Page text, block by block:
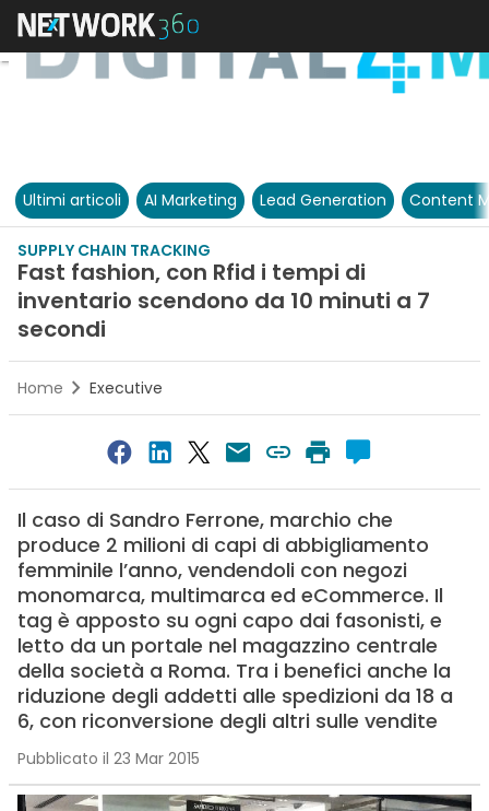
Ultimi articoli AI Marketing Lead Generation Content
SUPPLY CHAIN TRACKING
Fast fashion, con Rfid i tempi di
inventario scendono da 10 minuti a 7
secondi
Home Executive
Il caso di Sandro Ferrone, marchio che
produce 2 milioni di capi di abbigliamento
femminile l’anno, vendendoli con negozi
monomarca, multimarca ed eCommerce. Il
tag è apposto su ogni capo dai fasonisti, e
letto da un portale nel magazzino centrale
della società a Roma. Tra i benefici anche la
riduzione degli addetti alle spedizioni da 18 a
6, con riconversione degli altri sulle vendite
Pubblicato il 23 Mar 2015